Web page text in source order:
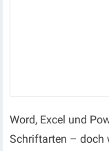
Word, Excel und
Schriftarten – doch